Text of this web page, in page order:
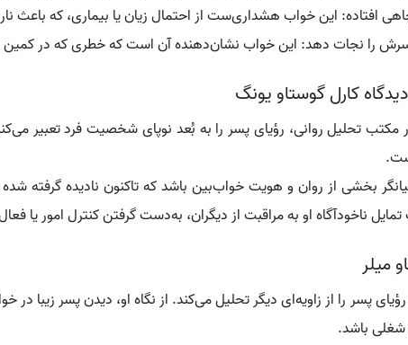
افتاده: این خواب هشداری‌ست از احتمال زیان یا بیماری، که باعث
را نجات دهد: این خواب نشان‌دهنده آن است که خطری که در کمین
کارل گوستاو یونگ
مکتب تحلیل روانی، رؤیای پسر را به بُعد نوپای شخصیت فرد تعبیر
بخشی از روان و هویت خواب‌بین باشد که تاکنون نادیده گرفته
ناخودآگاه او به مراقبت از دیگران، به‌دست گرفتن کنترل امور یا
میلر
پسر را از زاویه‌ای دیگر تحلیل می‌کند. از نگاه او، دیدن پسر زیبا
شغلی باشد.